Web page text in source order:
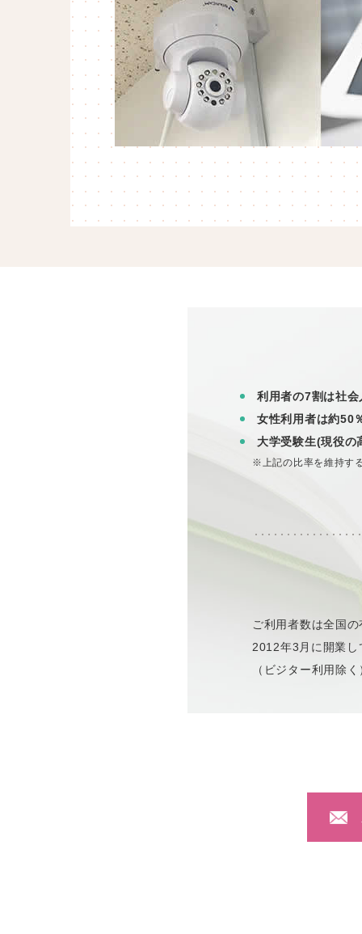
利用者の7割は社会
女性利用者は約50
大学受験生(現役の
※上記の比率を維持す
ご利用者数は全国
2012年3月に開業
（ビジター利用除く